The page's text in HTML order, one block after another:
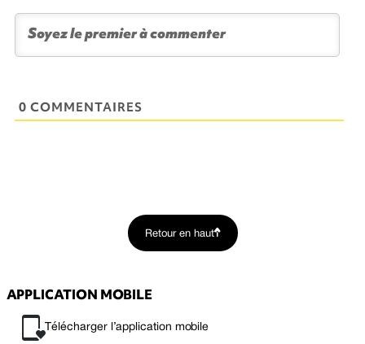
0 COMMENTAIRES
Retour en haut
APPLICATION MOBILE
Télécharger l’application mobile